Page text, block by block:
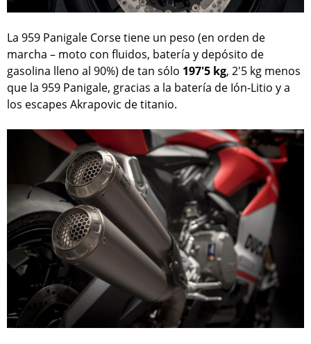
La 959 Panigale Corse tiene un peso (en orden de
marcha – moto con fluidos, batería y depósito de
gasolina lleno al 90%) de tan sólo 197'5 kg, 2'5 kg menos
que la 959 Panigale, gracias a la batería de Ión-Litio y a
los escapes Akrapovic de titanio.